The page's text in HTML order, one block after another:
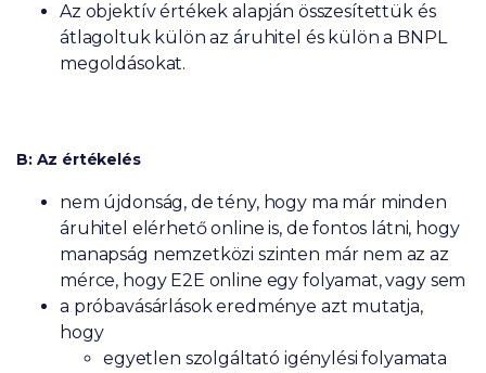
Az objektív értékek alapján összesítettük és
átlagoltuk külön az áruhitel és külön a BNPL
megoldásokat.
B: Az értékelés
nem újdonság, de tény, hogy ma már minden
áruhitel elérhető online is, de fontos látni, hogy
manapság nemzetközi szinten már nem az az
mérce, hogy E2E online egy folyamat, vagy sem
a próbavásárlások eredménye azt mutatja,
hogy
egyetlen szolgáltató igénylési folyamata